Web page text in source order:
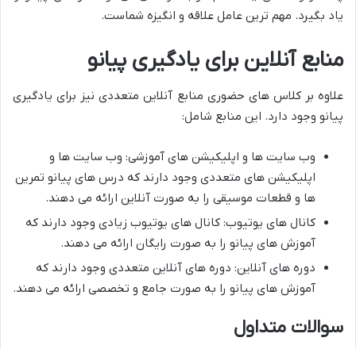
یاد بگیرد. مهم ترین عامل علاقه و انگیزه شماست.
منابع آنلاین برای یادگیری پیانو
علاوه بر کلاس های حضوری منابع آنلاین متعددی نیز برای یادگیری
پیانو وجود دارد. این منابع شامل:
وب سایت ها و اپلیکیشن های آموزشی: وب سایت ها و
اپلیکیشن های متعددی وجود دارند که درس های پیانو تمرین
ها و قطعات موسیقی را به صورت آنلاین ارائه می دهند.
کانال های یوتیوب: کانال های یوتیوب زیادی وجود دارند که
آموزش های پیانو را به صورت رایگان ارائه می دهند.
دوره های آنلاین: دوره های آنلاین متعددی وجود دارند که
آموزش های پیانو را به صورت جامع و تخصصی ارائه می دهند.
سوالات متداول